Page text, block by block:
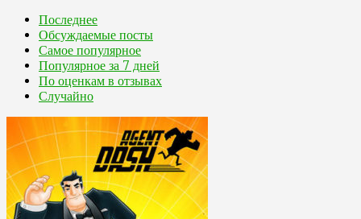
Последнее
Обсуждаемые посты
Самое популярное
Популярное за 7 дней
По оценкам в отзывах
Случайно